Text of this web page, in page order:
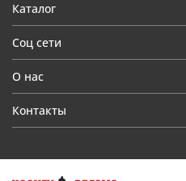
Каталог
Соц сети
О нас
Контакты